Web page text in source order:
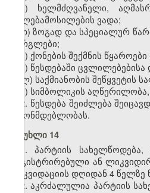
ზ) ხელმძღვანელი,
უფლებამოსილების ვადა;
თ) ზოგად და სპეციალურ
ფარგლები;
ი) ქონების შექმნის
კ) წესდებაში
ლ) საქმიანობის შეწყვეტის
მ) სიმბოლიკის
2. წესდება შეიძლება
კანონმდებლობას.
მუხლი 14
1. პარტიის
რეგისტრირებული ან
ლიკვიდაციის დღიდან 4 წელზე
2. აკრძალულია პარტიის